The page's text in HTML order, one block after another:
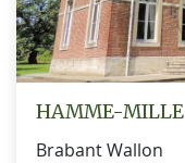
HAMME-MILLE
Brabant Wallon